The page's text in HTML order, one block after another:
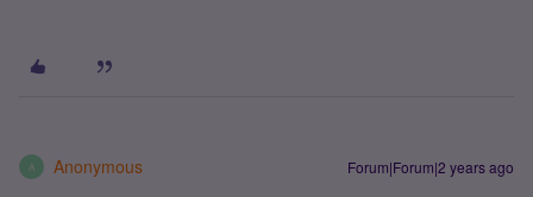
A Anonymous Forum|Forum|2 years ago